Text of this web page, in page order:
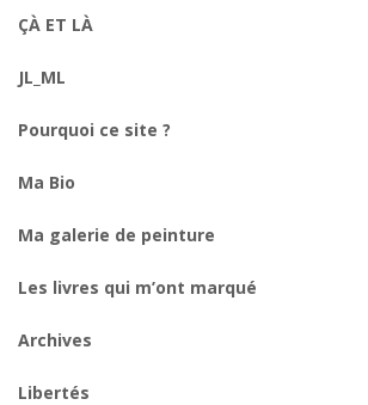
ÇÀ ET LÀ
JL_ML
Pourquoi ce site ?
Ma Bio
Ma galerie de peinture
Les livres qui m’ont marqué
Archives
Libertés